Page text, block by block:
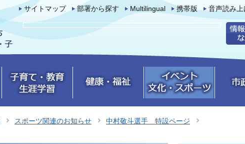
サイトマップ 部署から探す Multilingual 携帯版 音声読み
スポーツ関連のお知らせ
中村敬斗選手 特設ページ